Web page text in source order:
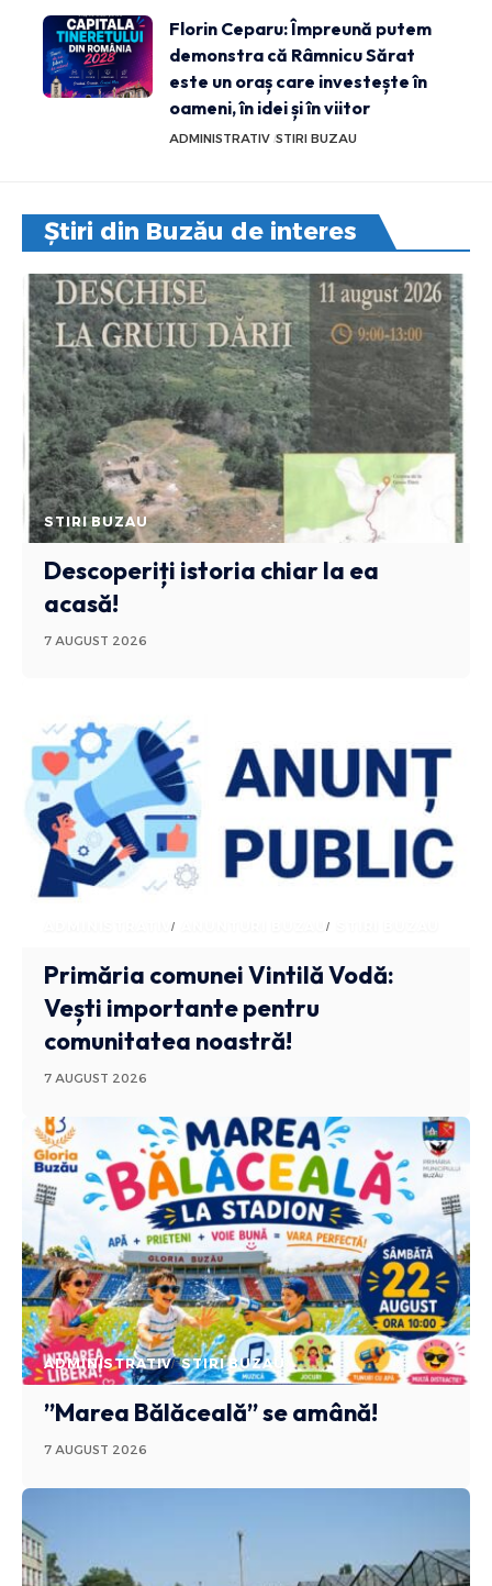
Florin Ceparu: Împreună putem
demonstra că Râmnicu Sărat
este un oraș care investește în
oameni, în idei și în viitor
ADMINISTRATIV STIRI BUZAU
Știri din Buzău de interes
STIRI BUZAU
Descoperiți istoria chiar la ea
acasă!
7 AUGUST 2026
ADMINISTRATIV ANUNTURI BUZAU
Primăria comunei Vintilă Vodă:
Vești importante pentru
comunitatea noastră!
7 AUGUST 2026
ADMINISTRATIV STIRI BUZAU
”Marea Bălăceală” se amână!
7 AUGUST 2026